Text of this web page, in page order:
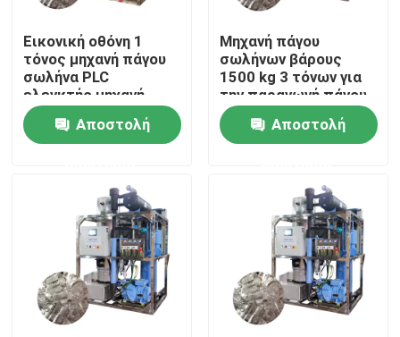
Σπίτι
Εμφάνιση VR
Σχετικά με εμάς
Εικονική οθόνη 1
τόνος μηχανή πάγου
σωλήνα PLC
ελεγκτής μηχανή
πάγου σωλήνα
αυτοματοποιημένη
Αποστολή
Μηχανή πάγου
σωλήνων βάρους
1500 kg 3 τόνων για
την παραγωγή πάγου
τροφίμων σε
πωλήσεις και
απόδοση
Αποστολή